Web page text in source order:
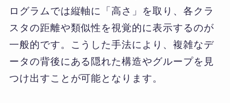
ログラムでは縦軸に「高さ」を取り、各クラ
スタの距離や類似性を視覚的に表示するのが
一般的です。こうした手法により、複雑なデ
ータの背後にある隠れた構造やグループを見
つけ出すことが可能となります。